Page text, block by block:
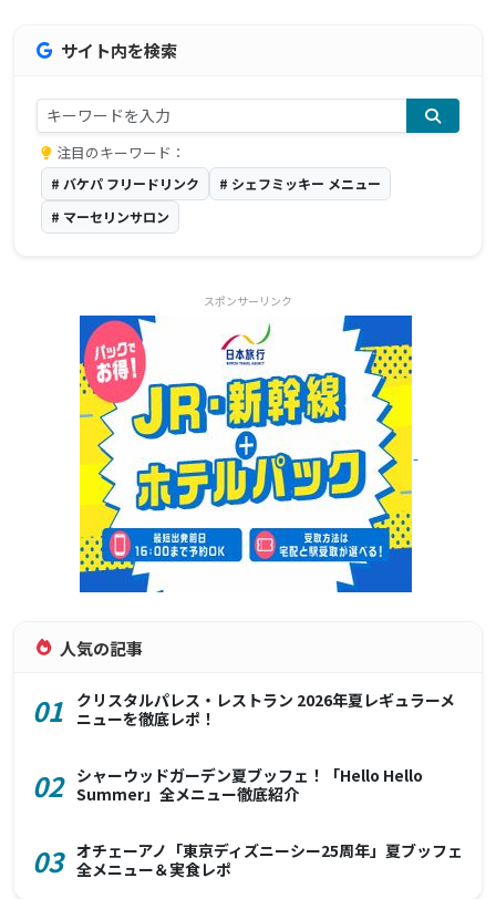
サイト内を検索
注目のキーワード：
# バケパ フリードリンク
# シェフミッキー メニュー
# マーセリンサロン
スポンサーリンク
人気の記事
01
クリスタルパレス・レストラン 2026年夏レギュラーメ
ニューを徹底レポ！
02
シャーウッドガーデン夏ブッフェ！「Hello Hello
Summer」全メニュー徹底紹介
03 オチェーアノ「東京ディズニーシー25周年」夏ブッフェ
全メニュー＆実食レポ